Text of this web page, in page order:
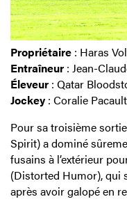
Propriétaire : Haras
Entraîneur : Jean-
Éleveur : Qatar
Jockey : Coralie Pacault
Pour sa troisième
Spirit) a dominé
fusains à l’extérieur
(Distorted Humor), qui
après avoir galopé en